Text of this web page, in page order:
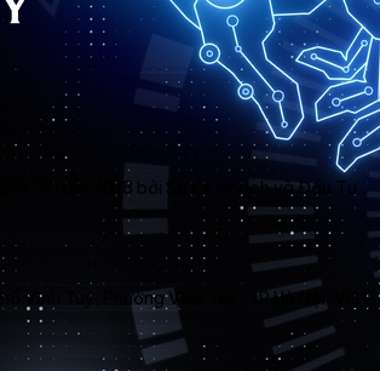
27/06/2018 bởi Sở Kế Hoạch và Đầu Tư
Vĩnh Tuy, Phường Vĩnh Tuy, TP Hà Nội, Việt